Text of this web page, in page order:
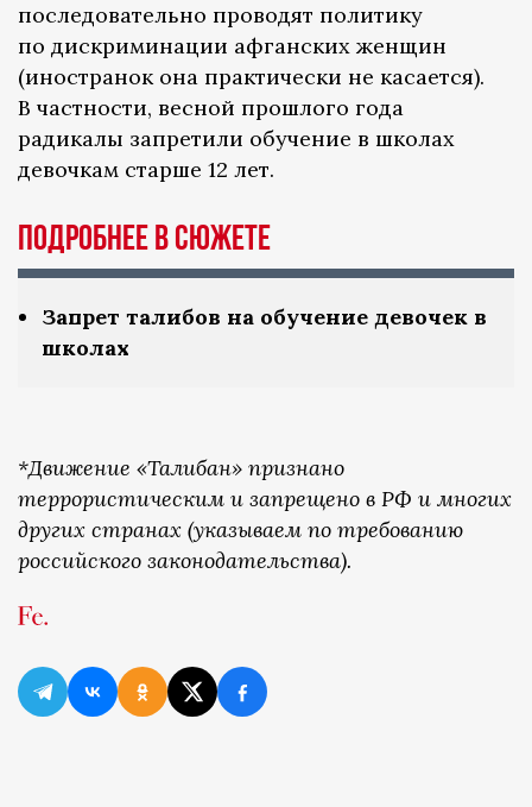
последовательно проводят политику
по дискриминации афганских женщин
(иностранок она практически не касается).
В частности, весной прошлого года
радикалы запретили обучение в школах
девочкам старше 12 лет.
Подробнее в сюжете
Запрет талибов на обучение девочек в
школах
*Движение «Талибан» признано
террористическим и запрещено в РФ и многих
других странах (указываем по требованию
российского законодательства).